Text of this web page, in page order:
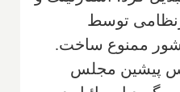
توسط
کشور ممنوع ساخت.
پیشین مجلس